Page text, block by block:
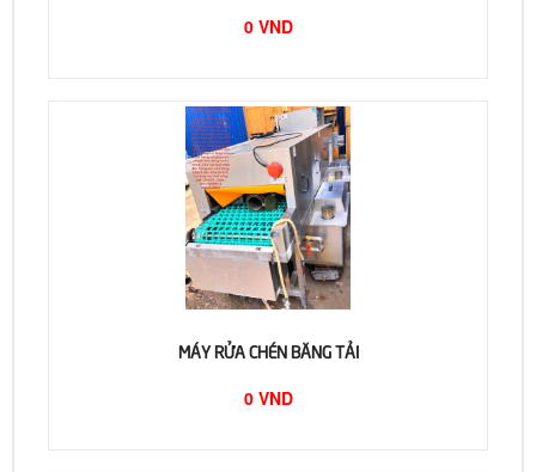
0 VND
MÁY RỬA CHÉN BĂNG TẢI
0 VND